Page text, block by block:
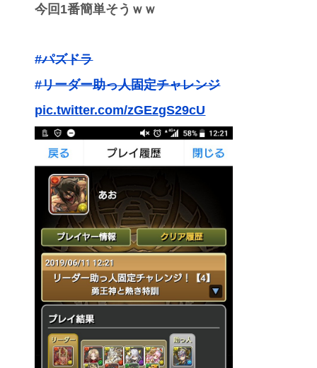
今回1番簡単そうｗｗ
#パズドラ
#リーダー助っ人固定チャレンジ
pic.twitter.com/zGEzgS29cU